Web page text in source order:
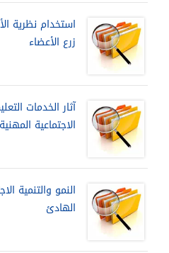
استخدام نظرية
زرع الأعضاء
آثار الخدمات
الاجتماعية
النمو والتنمية
الهادئ